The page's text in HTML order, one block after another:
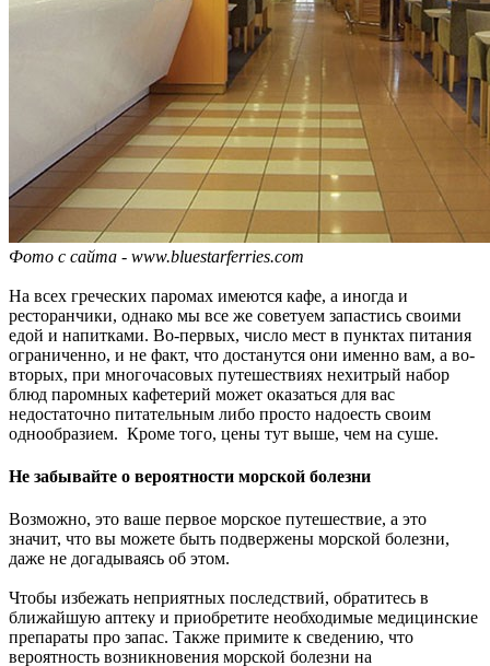
Фото с сайта - www.bluestarferries.com
На всех греческих паромах имеются кафе, а иногда и
ресторанчики, однако мы все же советуем запастись своими
едой и напитками. Во-первых, число мест в пунктах питания
ограниченно, и не факт, что достанутся они именно вам, а во-
вторых, при многочасовых путешествиях нехитрый набор
блюд паромных кафетерий может оказаться для вас
недостаточно питательным либо просто надоесть своим
однообразием. Кроме того, цены тут выше, чем на суше.
Не забывайте о вероятности морской болезни
Возможно, это ваше первое морское путешествие, а это
значит, что вы можете быть подвержены морской болезни,
даже не догадываясь об этом.
Чтобы избежать неприятных последствий, обратитесь в
ближайшую аптеку и приобретите необходимые медицинские
препараты про запас. Также примите к сведению, что
вероятность возникновения морской болезни на